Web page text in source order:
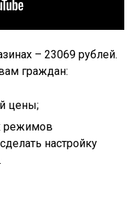
– 23069 рублей.
граждан:
цены;
режимов
настройку